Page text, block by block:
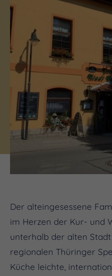
Der alteingesessene
im Herzen der Kur- und
unterhalb der alten
regionalen Thüringer
Küche leichte,